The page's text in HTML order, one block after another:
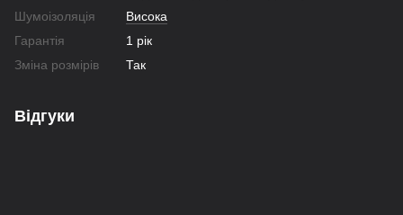
Шумоізоляція
Висока
Гарантія
1 рік
Зміна розмірів
Так
Відгуки